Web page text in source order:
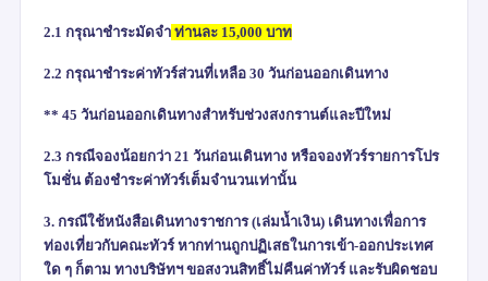
2.1 กรุณาชำระมัดจำ ท่านละ 15,000 บาท
2.2 กรุณาชำระค่าทัวร์ส่วนที่เหลือ 30 วันก่อนออกเดินทาง
** 45 วันก่อนออกเดินทางสำหรับช่วงสงกรานต์และปีใหม่
2.3 กรณีจองน้อยกว่า 21 วันก่อนเดินทาง หรือจองทัวร์รายการโปร
โมชั่น ต้องชำระค่าทัวร์เต็มจำนวนเท่านั้น
3. กรณีใช้หนังสือเดินทางราชการ (เล่มน้ำเงิน) เดินทางเพื่อการ
ท่องเที่ยวกับคณะทัวร์ หากท่านถูกปฏิเสธในการเข้า-ออกประเทศ
ใด ๆ ก็ตาม ทางบริษัทฯ ขอสงวนสิทธิ์ไม่คืนค่าทัวร์ และรับผิดชอบ